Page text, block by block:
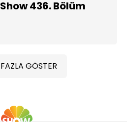
436. Bölüm
GÖSTER